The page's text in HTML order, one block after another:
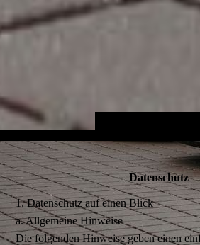
Datenschutz
1. Datenschutz auf einen Blick
a. Allgemeine Hinweise
Die folgenden Hinweise geben einen